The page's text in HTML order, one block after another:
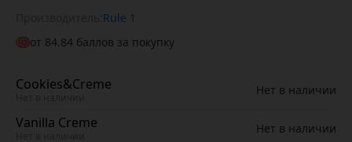
Rule 1
от 84.84 баллов за покупку
Cookies&Creme Нет в наличии
Vanilla Creme Нет в наличии